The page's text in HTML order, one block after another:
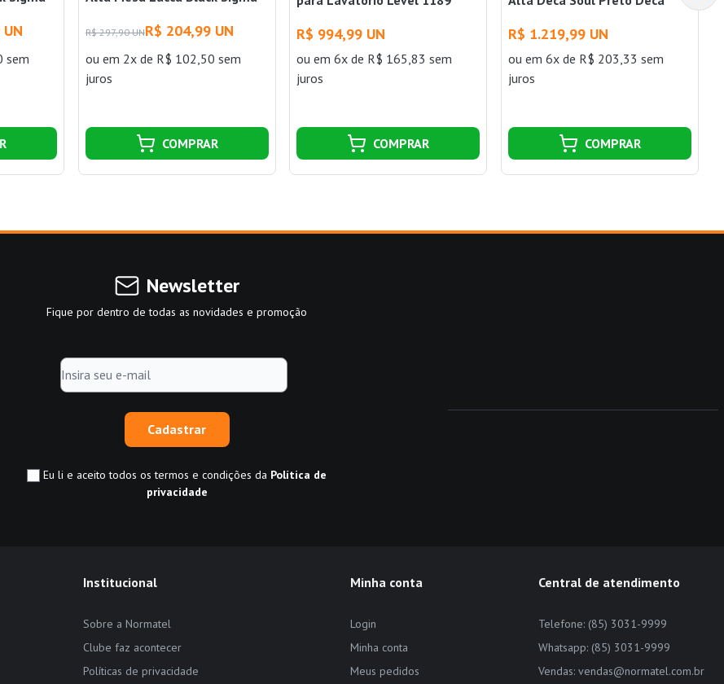
sem
R$ 297,90 UNR$ 204,99 UN
ou em 2x de R$ 102,50 sem
juros
COMPRAR
R$ 994,99 UN
ouem 6x de R$ 165,83 sem
juros
COMPRAR
R$ 1.219,99 UN
ou em 6x de R$ 203,33 sem
juros
COMPRAR
Newsletter
Fique por dentro de todas as novidades e promoção
Cadastrar
Eu li e aceito todos os termos e condições da Política de
privacidade
Institucional
Sobre a Normatel
Clube faz acontecer
Políticas de privacidade
Minha conta
Login
Minha conta
Meus pedidos
Central de atendimento
Telefone: (85) 3031-9999
Whatsapp: (85) 3031-9999
Vendas: vendas@normatel.com.br